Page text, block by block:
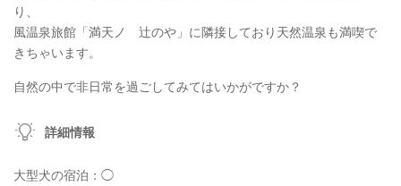
り、
風温泉旅館「満天ノ 辻のや」に隣接しており天然温泉も満喫で
きちゃいます。
自然の中で非日常を過ごしてみてはいかがですか？
詳細情報
大型犬の宿泊：◯